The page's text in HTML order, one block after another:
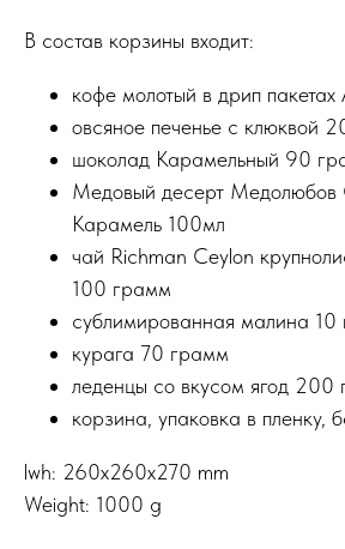
В состав корзины входит:
кофе молотый в дрип
овсяное печенье с клюквой
шоколад Карамельный 90
Медовый десерт Медолюбов
Карамель 100мл
чай Richman Ceylon
100 грамм
сублимированная малина 10
курага 70 грамм
леденцы со вкусом ягод 200
корзина, упаковка в пленку,
lwh: 260x260x270 mm
Weight: 1000 g